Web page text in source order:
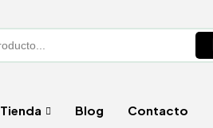
Tienda Blog Contacto